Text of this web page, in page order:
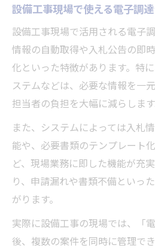
設備工事現場で使える電子調
設備工事現場で活用される電子
情報の自動取得や入札公告の即
化といった特徴があります。特
ステムなどは、必要な情報を一
担当者の負担を大幅に減らします
また、システムによっては入札
能や、必要書類のテンプレート
ど、現場業務に即した機能が充
り、申請漏れや書類不備といっ
がります。
実際に設備工事の現場では、「
後、複数の案件を同時に管理で